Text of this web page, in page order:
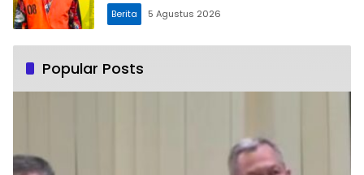
Berita 5 Agustus 2026
Popular Posts